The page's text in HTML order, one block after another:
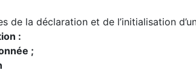
de la déclaration et de l’initialisation
:
;